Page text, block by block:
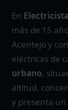
En
más de 15
Acentejo y
eléctricas de
urbano,
altitud,
y presenta